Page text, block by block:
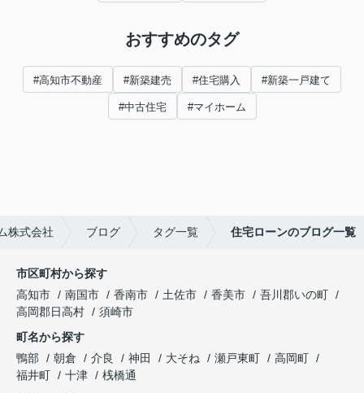
おすすめのタグ
#高知市不動産 #新築建売 #住宅購入 #新築一戸建て
#中古住宅 #マイホーム
株式会社 ブログ タグ一覧 住宅ローンのブログ一覧
市区町村から探す
高知市
南国市 香南市 土佐市 香美市
吾川郡いの町
高岡郡日高村
須崎市
町名から探す
鴨部
朝倉 介良 神田 大そね 瀬戸東町
高岡町
福井町
十津
桟橋通